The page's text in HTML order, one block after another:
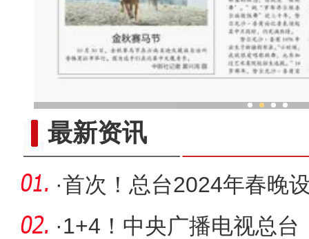
最新资讯
·首次！总台2024年春晚
·1+4！中央广播电视总